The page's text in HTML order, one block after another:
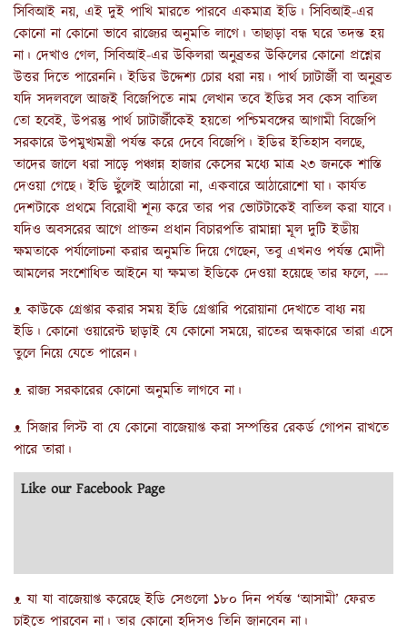
সিবিআই নয়, এই দুই পাখি মারতে পারবে একমাত্র ইডি। সিবিআই-এর
কোনো না কোনো ভাবে রাজ্যের অনুমতি লাগে। তাছাড়া বন্ধ ঘরে তদন্ত হয়
না। দেখাও গেল, সিবিআই-এর উকিলরা অনুব্রতর উকিলের কোনো প্রশ্নের
উত্তর দিতে পারেননি। ইডির উদ্দেশ্য চোর ধরা নয়। পার্থ চ্যাটার্জী বা অনুব্রত
যদি সদলবলে আজই বিজেপিতে নাম লেখান তবে ইডির সব কেস বাতিল
তো হবেই, উপরন্তু পার্থ চ্যাটার্জীকেই হয়তো পশ্চিমবঙ্গের আগামী বিজেপি
সরকারে উপমুখ্যমন্ত্রী পর্যন্ত করে দেবে বিজেপি। ইডির ইতিহাস বলছে,
তাদের জালে ধরা সাড়ে পঞ্চান্ন হাজার কেসের মধ্যে মাত্র ২৩ জনকে শাস্তি
দেওয়া গেছে। ইডি ছুঁলেই আঠারো না, একবারে আঠারোশো ঘা। কার্যত
দেশটাকে প্রথমে বিরোধী শূন্য করে তার পর ভোটটাকেই বাতিল করা যাবে।
যদিও অবসরের আগে প্রাক্তন প্রধান বিচারপতি রামান্না মূল দুটি ইডীয়
ক্ষমতাকে পর্যালোচনা করার অনুমতি দিয়ে গেছেন, তবু এখনও পর্যন্ত মোদী
আমলের সংশোধিত আইনে যা ক্ষমতা ইডিকে দেওয়া হয়েছে তার ফলে, ---
ᴥ কাউকে গ্রেপ্তার করার সময় ইডি গ্রেপ্তারি পরোয়ানা দেখাতে বাধ্য নয়
ইডি। কোনো ওয়ারেন্ট ছাড়াই যে কোনো সময়ে, রাতের অন্ধকারে তারা এসে
তুলে নিয়ে যেতে পারেন।
ᴥ রাজ্য সরকারের কোনো অনুমতি লাগবে না।
ᴥ সিজার লিস্ট বা যে কোনো বাজেয়াপ্ত করা সম্পত্তির রেকর্ড গোপন রাখতে
পারে তারা।
Like our Facebook Page
ᴥ যা যা বাজেয়াপ্ত করেছে ইডি সেগুলো ১৮০ দিন পর্যন্ত ‘আসামী’ ফেরত
চাইতে পারবেন না। তার কোনো হদিসও তিনি জানবেন না।